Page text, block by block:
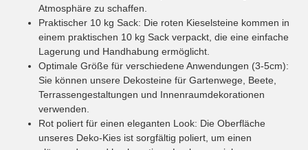
Atmosphäre zu schaffen.
Praktischer 10 kg Sack: Die roten Kieselsteine kommen in
einem praktischen 10 kg Sack verpackt, die eine einfache
Lagerung und Handhabung ermöglicht.
Optimale Größe für verschiedene Anwendungen (3-5cm):
Sie können unsere Dekosteine für Gartenwege, Beete,
Terrassengestaltungen und Innenraumdekorationen
verwenden.
Rot poliert für einen eleganten Look: Die Oberfläche
unseres Deko-Kies ist sorgfältig poliert, um einen